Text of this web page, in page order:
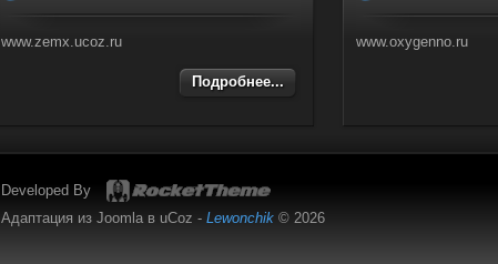
www.zemx.ucoz.ru
Подробнее...
www.oxygenno.ru
Developed By
Адаптация из Joomla в uCoz - Lewonchik © 2026